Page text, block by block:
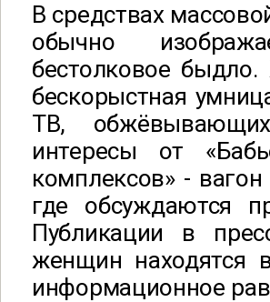
В средствах
обычно
бестолковое
бескорыстная
ТВ,
интересы от
комплексов» -
где обсуждаются
Публикации в
женщин находятся
информационное